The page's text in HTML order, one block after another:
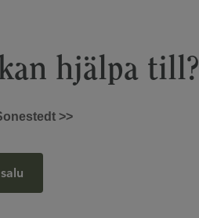
hjälpa till?
>>